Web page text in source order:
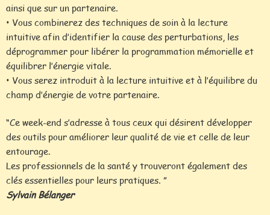
ainsi que sur un partenaire.
• Vous combinerez des techniques de soin à la lecture
intuitive afin d’identifier la cause des perturbations, les
déprogrammer pour libérer la programmation mémorielle et
équilibrer l’énergie vitale.
• Vous serez introduit à la lecture intuitive et à l’équilibre du
champ d’énergie de votre partenaire.
“Ce week-end s’adresse à tous ceux qui désirent développer
des outils pour améliorer leur qualité de vie et celle de leur
entourage.
Les professionnels de la santé y trouveront également des
clés essentielles pour leurs pratiques. ”
Sylvain Bélanger